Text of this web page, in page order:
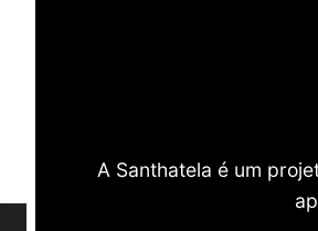
A Santhatela é um